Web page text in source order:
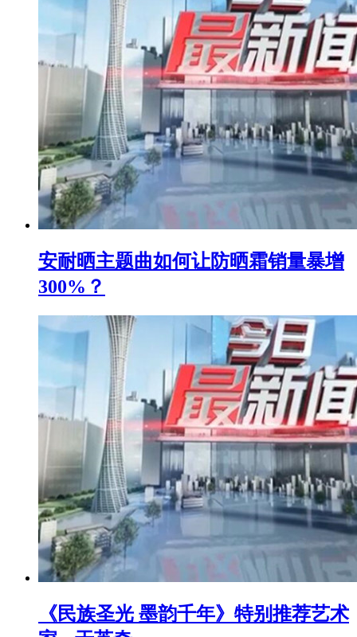
安耐晒主题曲如何让防晒霜销量暴增
300%？
《民族圣光 墨韵千年》特别推荐艺术